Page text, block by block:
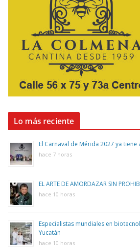
Lo más reciente
El Carnaval de Mérida 2027 ya tiene
hace 7 horas
EL ARTE DE AMORDAZAR SIN
hace 10 horas
Especialistas mundiales en
Yucatán
hace 10 horas